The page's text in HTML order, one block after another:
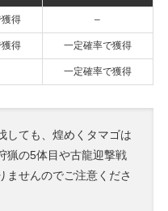
得 –
得 一定確率で獲得
一定確率で獲得
しても、煌めくタマゴは
猟の5体目や古龍迎撃戦
ませんのでご注意くださ